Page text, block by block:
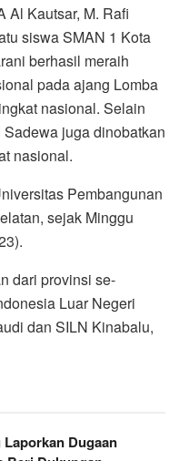
Al Kautsar, M. Rafi
siswa SMAN 1 Kota
berhasil meraih
pada ajang Lomba
nasional. Selain
juga dinobatkan
nasional.
Pembangunan
sejak Minggu
dari provinsi se-
Luar Negeri
dan SILN Kinabalu,
Dugaan